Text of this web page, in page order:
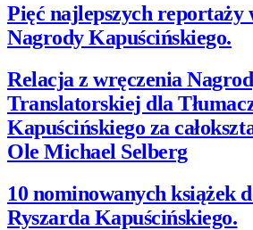
Pięć najlepszych reportaży
Nagrody Kapuścińskiego.
Relacja z wręczenia
Translatorskiej dla
Kapuścińskiego za
Ole Michael Selberg
10 nominowanych książek
Ryszarda Kapuścińskiego.